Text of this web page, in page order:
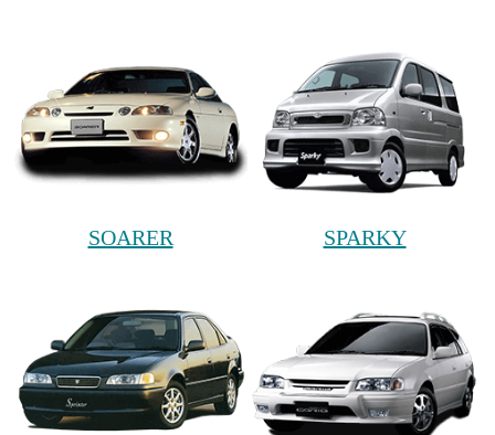
SOARER SPARKY